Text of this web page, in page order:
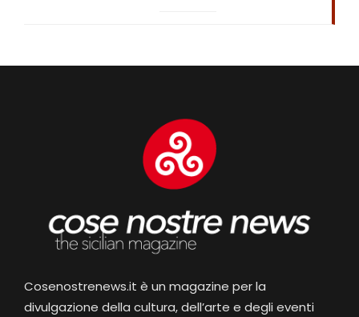
Cosenostrenews.it è un magazine per la
divulgazione della cultura, dell’arte e degli eventi